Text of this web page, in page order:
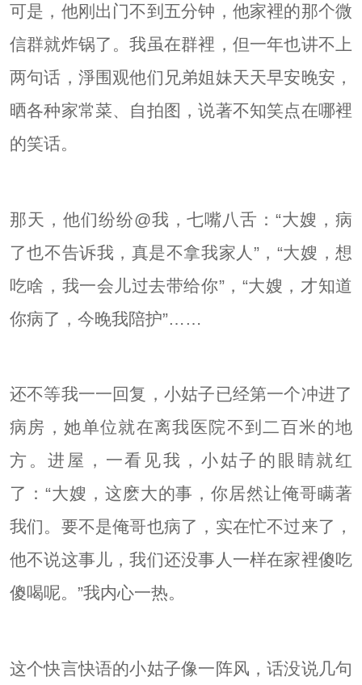
可是，他刚出门不到五分钟，他家裡的那个微
信群就炸锅了。我虽在群裡，但一年也讲不上
两句话，淨围观他们兄弟姐妹天天早安晚安，
晒各种家常菜、自拍图，说著不知笑点在哪裡
的笑话。
那天，他们纷纷@我，七嘴八舌：“大嫂，病
了也不告诉我，真是不拿我家人”，“大嫂，想
吃啥，我一会儿过去带给你”，“大嫂，才知道
你病了，今晚我陪护”……
还不等我一一回复，小姑子已经第一个冲进了
病房，她单位就在离我医院不到二百米的地
方。进屋，一看见我，小姑子的眼睛就红
了：“大嫂，这麽大的事，你居然让俺哥瞒著
我们。要不是俺哥也病了，实在忙不过来了，
他不说这事儿，我们还没事人一样在家裡傻吃
傻喝呢。”我内心一热。
这个快言快语的小姑子像一阵风，话没说几句